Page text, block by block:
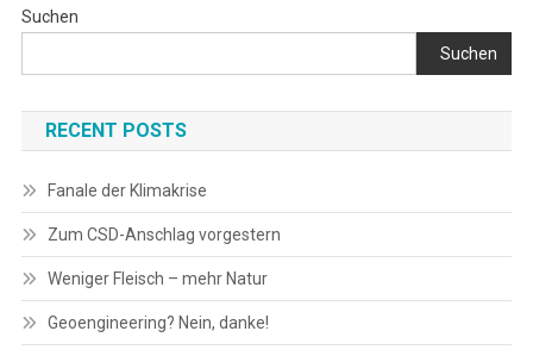
Suchen
Suchen
RECENT POSTS
Fanale der Klimakrise
Zum CSD-Anschlag vorgestern
Weniger Fleisch – mehr Natur
Geoengineering? Nein, danke!